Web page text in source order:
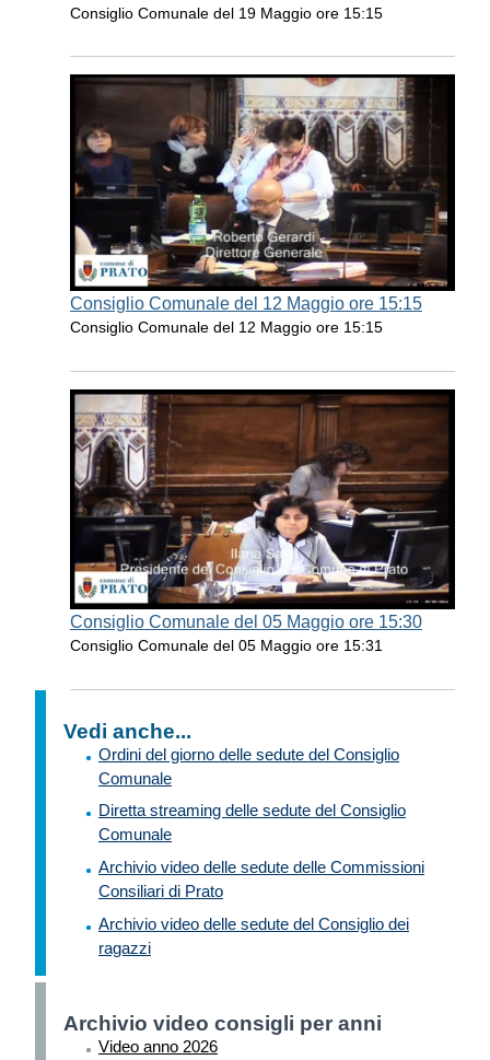
Consiglio Comunale del 19 Maggio ore 15:15
Consiglio Comunale del 12 Maggio ore 15:15
Consiglio Comunale del 12 Maggio ore 15:15
Consiglio Comunale del 05 Maggio ore 15:30
Consiglio Comunale del 05 Maggio ore 15:31
Vedi anche...
Ordini del giorno delle sedute del Consiglio
Comunale
Diretta streaming delle sedute del Consiglio
Comunale
Archivio video delle sedute delle Commissioni
Consiliari di Prato
Archivio video delle sedute del Consiglio dei
ragazzi
Archivio video consigli per anni
Video anno 2026